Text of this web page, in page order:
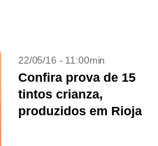
22/05/16 - 11:00min
Confira prova de 15
tintos crianza,
produzidos em Rioja